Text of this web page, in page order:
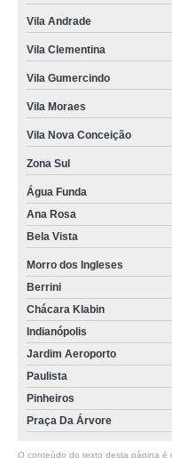
Vila Andrade
Vila Clementina
Vila Gumercindo
Vila Moraes
Vila Nova Conceição
Zona Sul
Água Funda
Ana Rosa
Bela Vista
Morro dos Ingleses
Berrini
Chácara Klabin
Indianópolis
Jardim Aeroporto
Paulista
Pinheiros
Praça Da Árvore
O conteúdo do texto desta página é